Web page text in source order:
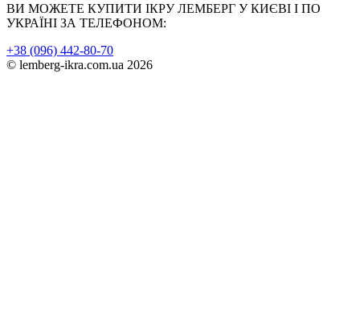
ВИ МОЖЕТЕ КУПИТИ ІКРУ ЛЕМБЕРГ У КИЄВІ І ПО
УКРАЇНІ ЗА ТЕЛЕФОНОМ:
+38 (096) 442-80-70
© lemberg-ikra.com.ua 2026